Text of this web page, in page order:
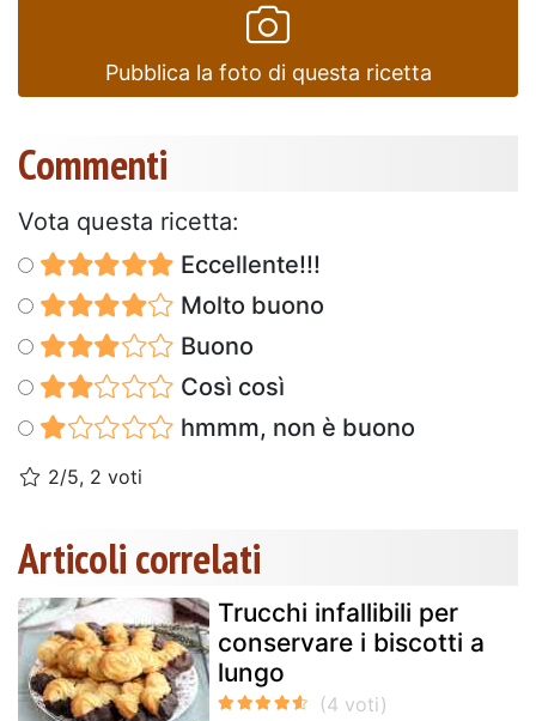
Pubblica la foto di questa ricetta
Commenti
Vota questa ricetta:
Eccellente!!!
Molto buono
Buono
Così così
hmmm, non è buono
2/5, 2 voti
Articoli correlati
Trucchi infallibili per
conservare i biscotti a
lungo